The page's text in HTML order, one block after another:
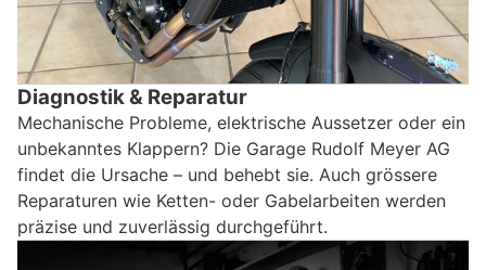
Diagnostik & Reparatur
Mechanische Probleme, elektrische Aussetzer oder ein
unbekanntes Klappern? Die Garage Rudolf Meyer AG
findet die Ursache – und behebt sie. Auch grössere
Reparaturen wie Ketten- oder Gabelarbeiten werden
präzise und zuverlässig durchgeführt.